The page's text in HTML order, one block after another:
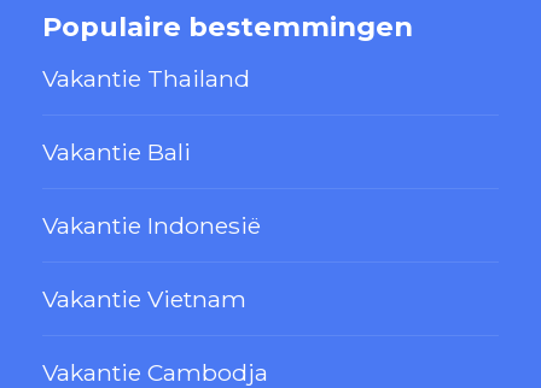
Populaire bestemmingen
Vakantie Thailand
Vakantie Bali
Vakantie Indonesië
Vakantie Vietnam
Vakantie Cambodja